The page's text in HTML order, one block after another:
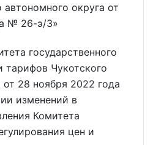
округа от
№ 26-э/3»
государственного
тарифов Чукотского
28 ноября 2022 года
изменений в
Комитета
цен и